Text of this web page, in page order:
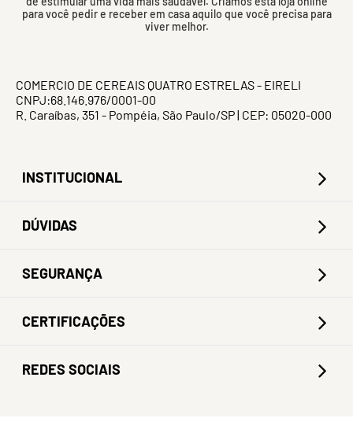
para você pedir e receber em casa aquilo que você precisa para
viver melhor.
COMERCIO DE CEREAIS QUATRO ESTRELAS - EIRELI
CNPJ:68.146.976/0001-00
R. Caraíbas, 351 - Pompéia, São Paulo/SP | CEP: 05020-000
INSTITUCIONAL
DÚVIDAS
SEGURANÇA
CERTIFICAÇÕES
REDES SOCIAIS